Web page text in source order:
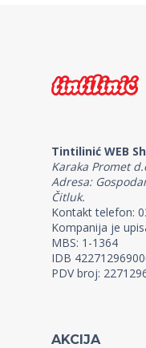
Tintilinić WEB
Karaka Promet
Adresa:
Čitluk.
Kontakt telefon:
Kompanija je
MBS: 1-1364
IDB
PDV broj:
AKCIJA